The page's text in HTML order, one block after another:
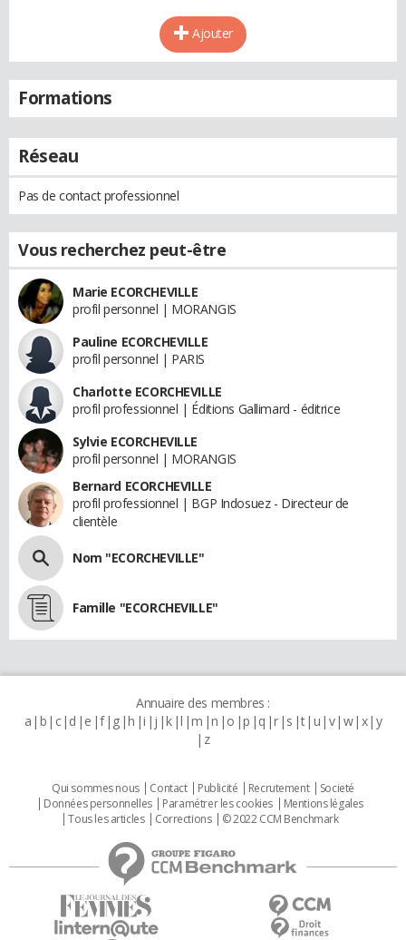
Ajouter
Formations
Réseau
Pas de contact professionnel
Vous recherchez peut-être
Marie ECORCHEVILLE
profil personnel | MORANGIS
Pauline ECORCHEVILLE
profil personnel | PARIS
Charlotte ECORCHEVILLE
profil professionnel | Éditions Gallimard - éditrice
Sylvie ECORCHEVILLE
profil personnel | MORANGIS
Bernard ECORCHEVILLE
profil professionnel | BGP Indosuez - Directeur de
clientèle
Nom "ECORCHEVILLE"
Famille "ECORCHEVILLE"
Annuaire des membres :
a b c d e f g h i j k l m n o p q r s t u v w x y
z
Qui sommes nous Contact Publicité Recrutement
Societé
Données personnelles
Paramétrer les cookies
Mentions légales
Tous les articles
Corrections © 2022 CCM Benchmark